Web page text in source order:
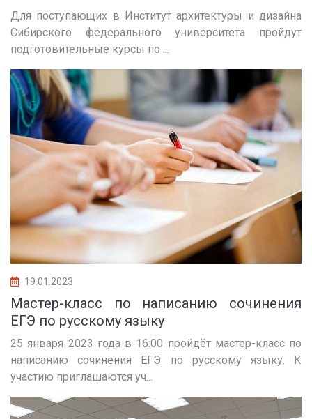
Для поступающих в Институт архитектуры и дизайна
Сибирского федерального университета пройдут
подготовительные курсы по ...
19.01.2023
Мастер-класс по написанию сочинения
ЕГЭ по русскому языку
25 января 2023 года в 16:00 пройдёт мастер-класс по
написанию сочинения ЕГЭ по русскому языку. К
участию приглашаются уч...